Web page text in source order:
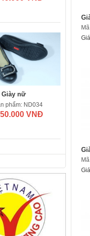
Giày nữ
phẩm: ND034
VNĐ
nam
phẩm: TA410TM
VNĐ